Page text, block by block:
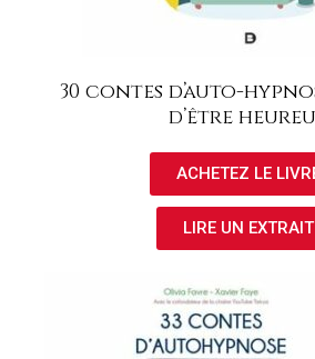
30 contes d’auto-
d’être
ACHETEZ LE
LIRE UN EXTRAIT